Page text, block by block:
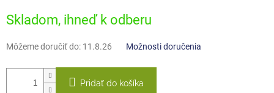
cena:
Skladom, ihneď k odberu
Môžeme doručiť do: 11.8.26 Možnosti doručenia
Pridať do košíka